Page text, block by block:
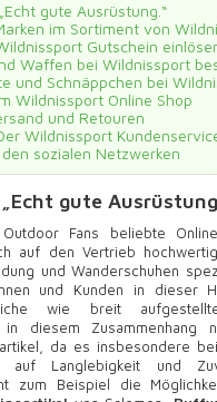
gute Ausrüstung.“
im Sortiment von
Gutschein
Waffen bei Wildnissport
und Schnäppchen bei
Wildnissport Online Shop
und Retouren
Wildnissport
sozialen Netzwerken
gute
Fans beliebte
auf den Vertrieb
und Wanderschuhen
und Kunden in dieser
wie breit
diesem Zusammenhang
da es insbesondere
auf Langlebigkeit und
zum Beispiel die